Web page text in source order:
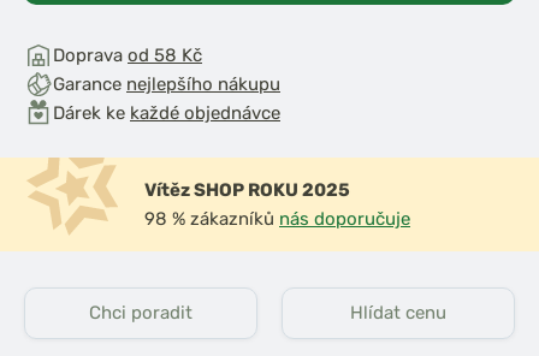
Doprava od 58 Kč
Garance nejlepšího nákupu
Dárek ke každé objednávce
Vítěz SHOP ROKU 2025
98 % zákazníků nás doporučuje
Chci poradit Hlídat cenu